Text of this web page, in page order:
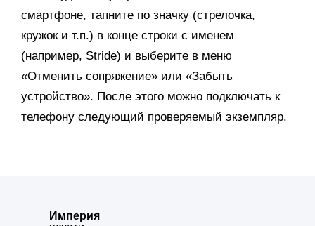
смартфоне, тапните по значку (стрелочка,
кружок и т.п.) в конце строки с именем
(например, Stride) и выберите в меню
«Отменить сопряжение» или «Забыть
устройство». После этого можно подключать к
телефону следующий проверяемый экземпляр.
Империя